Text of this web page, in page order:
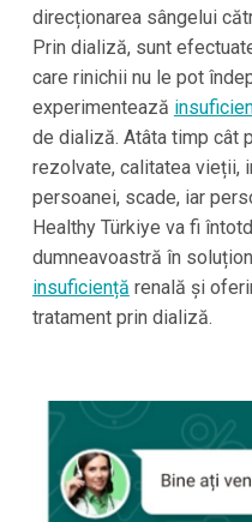
direcționarea sângelui
Prin dializă, sunt
care rinichii nu le pot
experimentează
de dializă. Atâta timp cât
rezolvate, calitatea vieții,
persoanei, scade, iar
Healthy Türkiye va fi
dumneavoastră în
insuficiență renală și
tratament prin dializă.